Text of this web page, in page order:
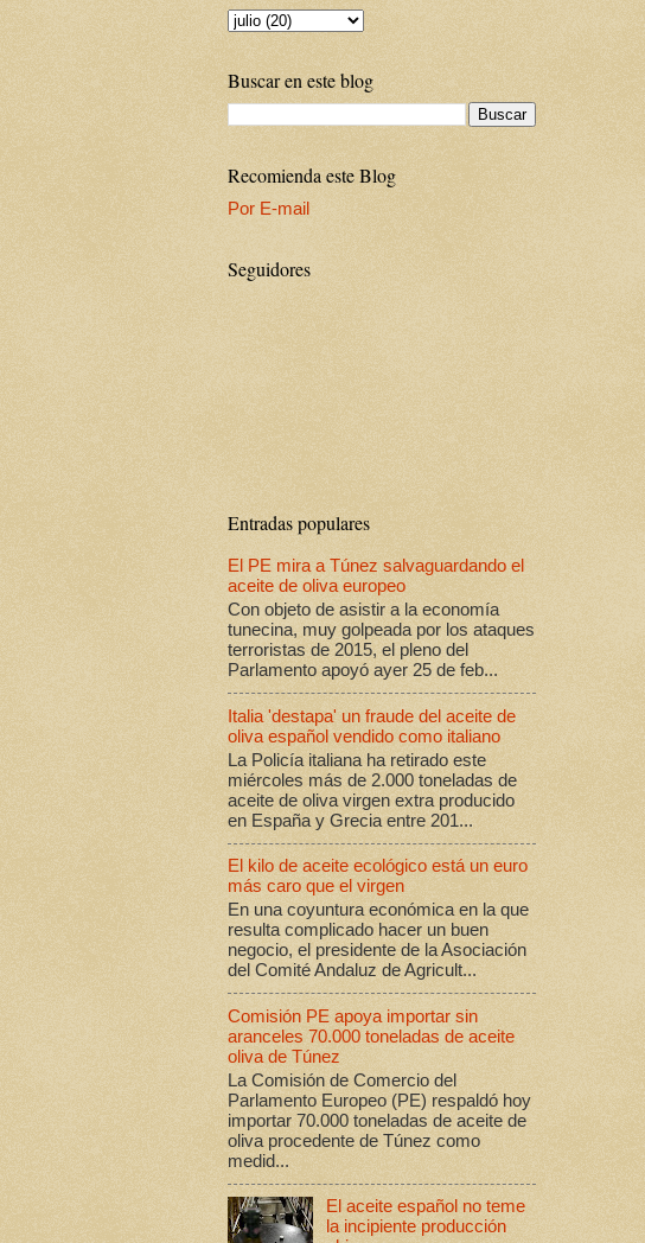
Buscar en este blog
Recomienda este Blog
Por E-mail
Seguidores
Entradas populares
El PE mira a Túnez salvaguardando el
aceite de oliva europeo
Con objeto de asistir a la economía
tunecina, muy golpeada por los ataques
terroristas de 2015, el pleno del
Parlamento apoyó ayer 25 de feb...
Italia 'destapa' un fraude del aceite de
oliva español vendido como italiano
La Policía italiana ha retirado este
miércoles más de 2.000 toneladas de
aceite de oliva virgen extra producido
en España y Grecia entre 201...
El kilo de aceite ecológico está un euro
más caro que el virgen
En una coyuntura económica en la que
resulta complicado hacer un buen
negocio, el presidente de la Asociación
del Comité Andaluz de Agricult...
Comisión PE apoya importar sin
aranceles 70.000 toneladas de aceite
oliva de Túnez
La Comisión de Comercio del
Parlamento Europeo (PE) respaldó hoy
importar 70.000 toneladas de aceite de
oliva procedente de Túnez como
medid...
El aceite español no teme
la incipiente producción